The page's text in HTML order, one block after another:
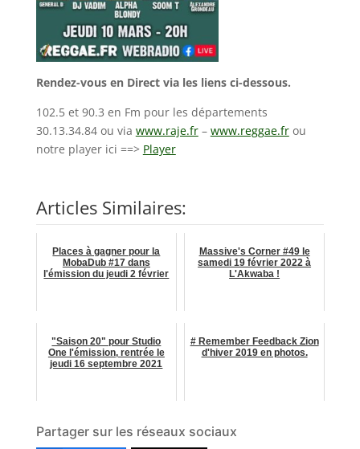
Rendez-vous en Direct via les liens ci-dessous.
102.5 et 90.3 en Fm pour les départements
30.13.34.84 ou via www.raje.fr– www.reggae.frou
notre player ici ==> Player
Articles Similaires:
Places à gagner pour la
MobaDub #17 dans
l'émission du jeudi 2 février
Massive's Corner #49 le
samedi 19 février 2022 à
L'Akwaba !
"Saison 20" pour Studio
One l'émission, rentrée le
jeudi 16 septembre 2021
# Remember Feedback Zion
d'hiver 2019 en photos.
Partager sur les réseaux sociaux